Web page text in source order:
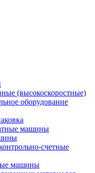
(высокоскоростные)
оборудование
машины
счетные
машины